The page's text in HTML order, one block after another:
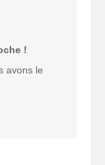
!
avons le